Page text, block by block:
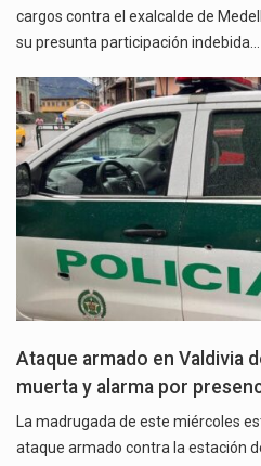
cargos contra el exalcalde de
su presunta participación indebida…
Ataque armado en Valdivia
muerta y alarma por
La madrugada de este miércoles
ataque armado contra la estación